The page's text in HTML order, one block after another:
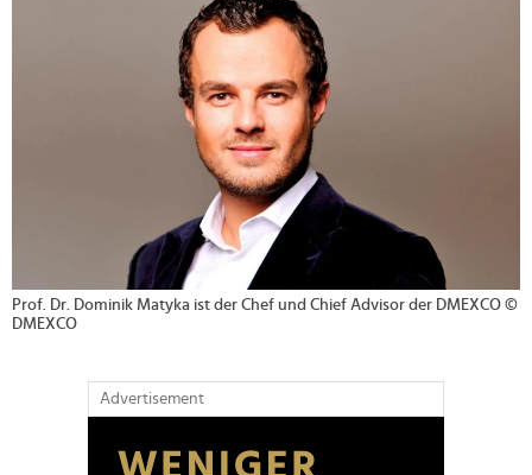
Prof. Dr. Dominik Matyka ist der Chef und Chief Advisor der DMEXCO ©
DMEXCO
Advertisement